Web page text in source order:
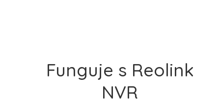
Funguje s Reolink
NVR